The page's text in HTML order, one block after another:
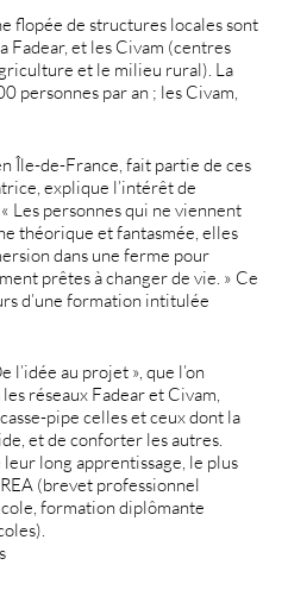
flopée de structures locales sont
Fadear, et les Civam (centres
et le milieu rural). La
personnes par an ; les Civam,
Île-de-France, fait partie de ces
explique l’intérêt de
Les personnes qui ne viennent
théorique et fantasmée, elles
dans une ferme pour
prêtes à changer de vie. » Ce
d’une formation intitulée
au projet », que l’on
réseaux Fadear et Civam,
pipe celles et ceux dont la
et de conforter les autres.
long apprentissage, le plus
(brevet professionnel
formation diplômante